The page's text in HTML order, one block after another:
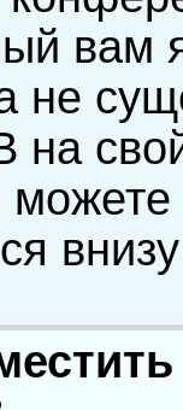
вам
не
на